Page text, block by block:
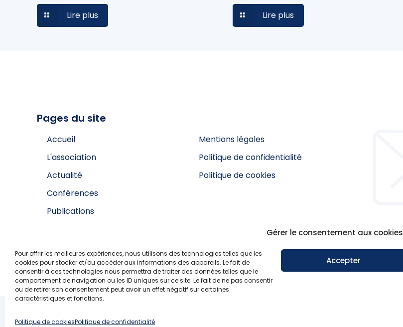
Gérer le consentement aux cookies
Pour offrir les meilleures expériences, nous utilisons des technologies telles que les
cookies pour stocker et/ou accéder aux informations des appareils. Le fait de
consentir à ces technologies nous permettra de traiter des données telles que le
comportement de navigation ou les ID uniques sur ce site. Le fait de ne pas consentir
ou de retirer son consentement peut avoir un effet négatif sur certaines
caractéristiques et fonctions.
Accepter
Politique de cookiesPolitique de confidentialité
Lire plus Lire plus
Pages du site
Accueil
L'association
Actualité
Conférences
Publications
Mentions légales
Politique de confidentialité
Politique de cookies
© 2026 Betheme by Muffin group